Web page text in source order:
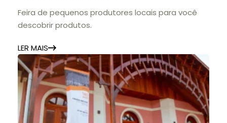
Feira de pequenos produtores locais para você
descobrir produtos.
LER MAIS